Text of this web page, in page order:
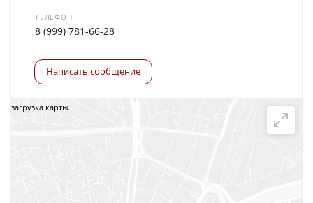
ТЕЛЕФОН
8 (999) 781-66-28
Написать сообщение
загрузка карты...